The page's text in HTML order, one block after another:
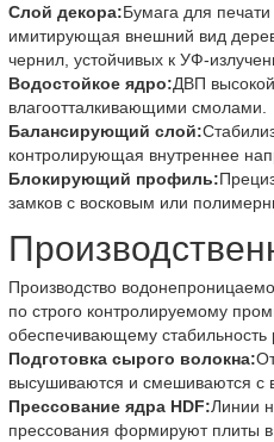
Слой декора:Бумага для
имитирующая внешний вид
чернил, устойчивых к УФ-
Водостойкое ядро:ДВП
влагоотталкивающими смолами.
Балансирующий слой:
контролирующая внутреннее
Блокирующий профиль:
замков с восковым или
Производство
по строго контролируемому
обеспечивающему стабильность
Подготовка сырого волокна:
высушиваются и смешиваются с
Прессование ядра HDF:Линии
прессования формируют плиты